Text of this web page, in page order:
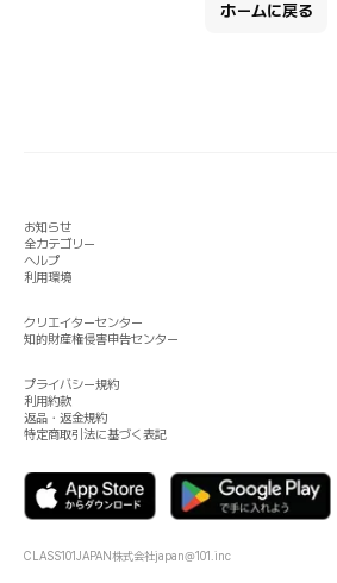
ホームに戻る
お知らせ
全カテゴリー
ヘルプ
利用環境
クリエイターセンター
知的財産権侵害申告センター
プライバシー規約
利用約款
返品・返金規約
特定商取引法に基づく表記
CLASS101JAPAN株式会社japan@101.inc